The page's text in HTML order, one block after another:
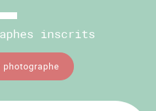
inscrits
photographe